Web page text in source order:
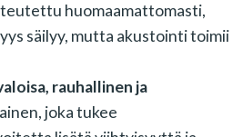
huomaamattomasti,
säilyy, mutta akustointi toimii
rauhallinen ja
joka tukee